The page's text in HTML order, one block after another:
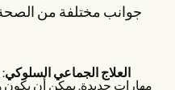
جوانب مختلفة من
العلاج الجماعي السلوكي
مهارات جديدة. يمكن أن يكون